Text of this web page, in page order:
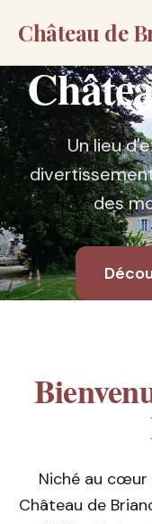
Château de
Un lieu
des
Niché au cœur
Château de